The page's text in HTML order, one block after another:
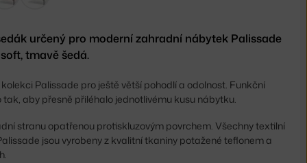
určený pro moderní zahradní nábytek Palissade
tmavě šedá.
Palissade pro ještě větší pohodlí a odolnost. Funkční
aby přesně přiléhalo jednotlivému kusu nábytku.
stranu opatřenou protiskluzovým povrchem. Všechny textilní
jsou vyrobeny z kvalitní tkaniny potažené teflonem a